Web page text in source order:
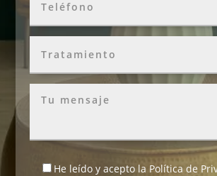
He leído y acepto la Política de